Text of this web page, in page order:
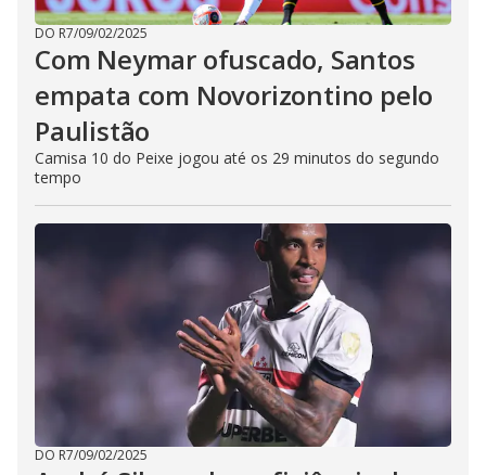
DO R7/09/02/2025
Com Neymar ofuscado, Santos
empata com Novorizontino pelo
Paulistão
Camisa 10 do Peixe jogou até os 29 minutos do segundo
tempo
DO R7/09/02/2025